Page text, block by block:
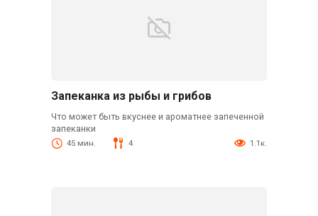
Запеканка из рыбы и грибов
Что может быть вкуснее и ароматнее запеченной
запеканки
45 мин. 4 1.1к.